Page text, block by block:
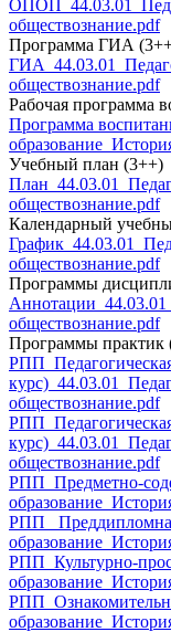
обществознание.pdf
Программа ГИА
обществознание.pdf
Рабочая программа
Программа
Учебный план (3++)
обществознание.pdf
Календарный
обществознание.pdf
Программы
обществознание.pdf
Программы практик
обществознание.pdf
обществознание.pdf
РПП_Предметно-
РПП_
РПП_Культурно-